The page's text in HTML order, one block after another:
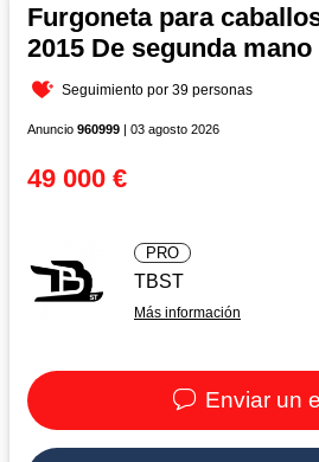
Furgoneta para
2015 De segunda mano
Seguimiento por 39 personas
Anuncio 960999 | 03 agosto 2026
49 000 €
PRO
TBST
Más información
Enviar un